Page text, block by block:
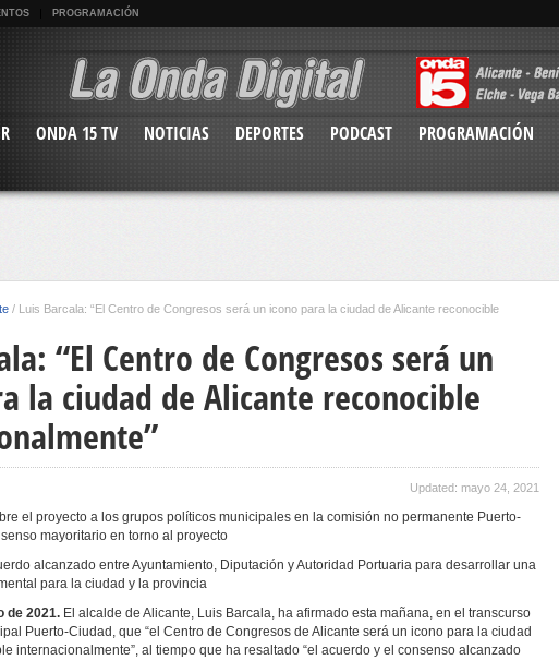
PROGRAMACIÓN
ONDA 15 TV NOTICIAS DEPORTES PODCAST PROGRAMACIÓN
/ Luis Barcala: “El Centro de Congresos será un icono para la ciudad de Alicante reconocible
“El Centro de Congresos será un
la ciudad de Alicante reconocible
Updated: mayo 24, 2021
el proyecto a los grupos políticos municipales en la comisión no permanente Puerto-
mayoritario en torno al proyecto
alcanzado entre Ayuntamiento, Diputación y Autoridad Portuaria para desarrollar una
para la ciudad y la provincia
de 2021. El alcalde de Alicante, Luis Barcala, ha afirmado esta mañana, en el transcurso
Puerto-Ciudad, que “el Centro de Congresos de Alicante será un icono para la ciudad
internacionalmente”, al tiempo que ha resaltado “el acuerdo y el consenso alcanzado